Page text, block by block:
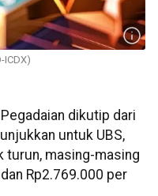
ICDX)
dikutip dari
untuk UBS,
turun, masing-masing
Rp2.769.000 per